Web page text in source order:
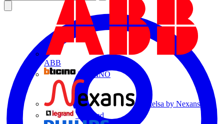
ABB
BTICINO
Centelsa by Nexans
Legrand